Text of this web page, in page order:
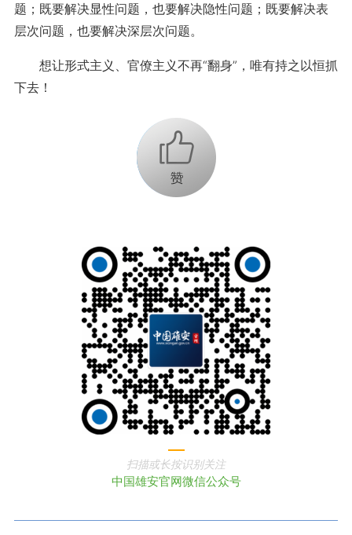
题；既要解决显性问题，也要解决隐性问题；既要解决表
层次问题，也要解决深层次问题。
想让形式主义、官僚主义不再“翻身”，唯有持之以恒抓
下去！
+1
扫描或长按识别关注
中国雄安官网微信公众号